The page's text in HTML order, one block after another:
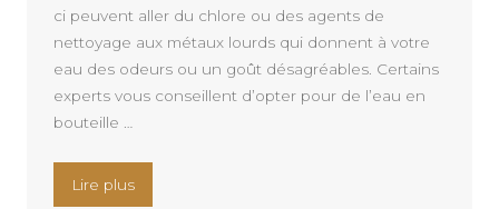
ci peuvent aller du chlore ou des agents de
nettoyage aux métaux lourds qui donnent à votre
eau des odeurs ou un goût désagréables. Certains
experts vous conseillent d’opter pour de l’eau en
bouteille …
Lire plus« Les avantages des filtres a eau pour robinet »